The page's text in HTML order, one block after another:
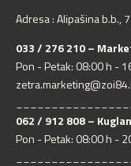
Adresa : Alipašina b.b.,
033 / 276 210 –
Pon - Petak: 08:00 h -
062 / 912 808 –
Pon - Petak: 08:00 h -